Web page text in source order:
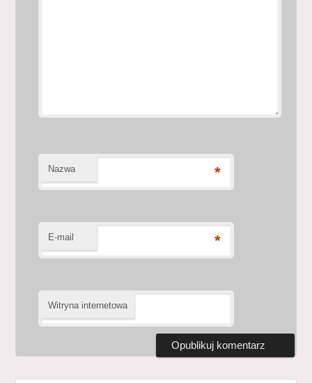
Nazwa *
E-mail *
Witryna internetowa